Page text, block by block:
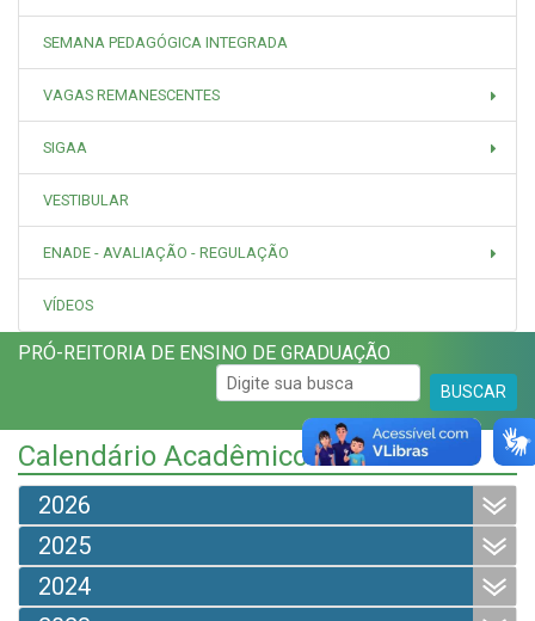
SEMANA PEDAGÓGICA INTEGRADA
VAGAS REMANESCENTES
SIGAA
VESTIBULAR
ENADE - AVALIAÇÃO - REGULAÇÃO
VÍDEOS
PRÓ-REITORIA DE ENSINO DE GRADUAÇÃO
BUSCAR
Calendário Acadêmico
2026
2025
2024